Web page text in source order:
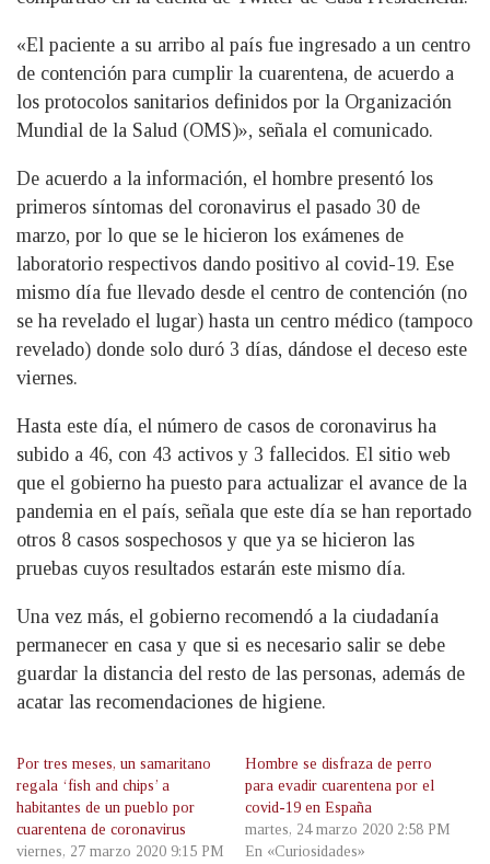
«El paciente a su arribo al país fue ingresado a un centro
de contención para cumplir la cuarentena, de acuerdo a
los protocolos sanitarios definidos por la Organización
Mundial de la Salud (OMS)», señala el comunicado.
De acuerdo a la información, el hombre presentó los
primeros síntomas del coronavirus el pasado 30 de
marzo, por lo que se le hicieron los exámenes de
laboratorio respectivos dando positivo al covid-19. Ese
mismo día fue llevado desde el centro de contención (no
se ha revelado el lugar) hasta un centro médico (tampoco
revelado) donde solo duró 3 días, dándose el deceso este
viernes.
Hasta este día, el número de casos de coronavirus ha
subido a 46, con 43 activos y 3 fallecidos. El sitio web
que el gobierno ha puesto para actualizar el avance de la
pandemia en el país, señala que este día se han reportado
otros 8 casos sospechosos y que ya se hicieron las
pruebas cuyos resultados estarán este mismo día.
Una vez más, el gobierno recomendó a la ciudadanía
permanecer en casa y que si es necesario salir se debe
guardar la distancia del resto de las personas, además de
acatar las recomendaciones de higiene.
Por tres meses, un samaritano
regala ‘fish and chips’ a
habitantes de un pueblo por
cuarentena de coronavirus
viernes, 27 marzo 2020 9:15 PM
Hombre se disfraza de perro
para evadir cuarentena por el
covid-19 en España
martes, 24 marzo 2020 2:58 PM
En «Curiosidades»